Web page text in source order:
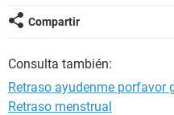
Compartir
Consulta también:
Retraso ayudenme porfavor
Retraso menstrual